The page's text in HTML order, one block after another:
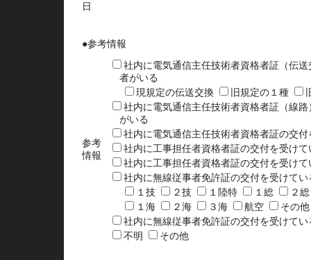
日
●参考情報
参考
情報
社内に電気通信主任技術者資格者証（伝
者がいる
現規定の伝送交換
旧規定の１種
社内に電気通信主任技術者資格者証（線
がいる
社内に電気通信主任技術者資格者証の交
社内に工事担任者資格者証の交付を受け
社内に工事担任者資格者証の交付を受けて
社内に無線従事者免許証の交付を受けてい
１技
２技 １陸特 １総
２
１海
２海 ３海 航空
その他
社内に無線従事者免許証の交付を受けてい
不明
その他